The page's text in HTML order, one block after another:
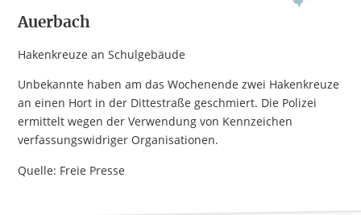
Auerbach
Hakenkreuze an Schulgebäude
Unbekannte haben am das Wochenende zwei Hakenkreuze
an einen Hort in der Dittestraße geschmiert. Die Polizei
ermittelt wegen der Verwendung von Kennzeichen
verfassungswidriger Organisationen.
Quelle: Freie Presse